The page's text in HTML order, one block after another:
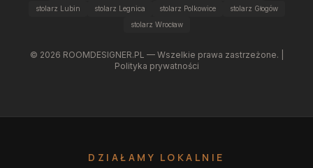
stolarz Lubin
stolarz Legnica stolarz Polkowice
stolarz Głogów
stolarz Wrocław
© 2026 ROOMDESIGNER.PL — Wszelkie prawa zastrzeżone. |
Polityka prywatności
DZIAŁAMY LOKALNIE